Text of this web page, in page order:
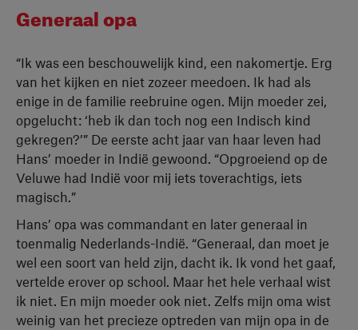
Generaal opa
“Ik was een beschouwelijk kind, een nakomertje. Erg
van het kijken en niet zozeer meedoen. Ik had als
enige in de familie reebruine ogen. Mijn moeder zei,
opgelucht: ‘heb ik dan toch nog een Indisch kind
gekregen?’” De eerste acht jaar van haar leven had
Hans’ moeder in Indië gewoond. “Opgroeiend op de
Veluwe had Indië voor mij iets toverachtigs, iets
magisch.”
Hans’ opa was commandant en later generaal in
toenmalig Nederlands-Indië. “Generaal, dan moet je
wel een soort van held zijn, dacht ik. Ik vond het gaaf,
vertelde erover op school. Maar het hele verhaal wist
ik niet. En mijn moeder ook niet. Zelfs mijn oma wist
weinig van het precieze optreden van mijn opa in de